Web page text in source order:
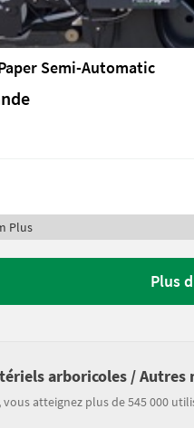
Semi-Automatic
Plus
Plus
arboricoles /
atteignez plus de 545 000